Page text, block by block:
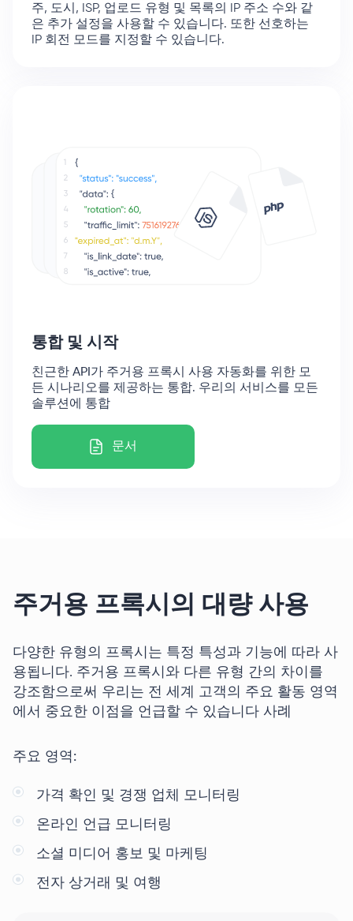
주, 도시, ISP, 업로드 유형 및 목록의 IP 주소 수와 같
은 추가 설정을 사용할 수 있습니다. 또한 선호하는
IP 회전 모드를 지정할 수 있습니다.
통합 및 시작
친근한 API 가 주거용 프록시 사용 자동화를 위한 모
든 시나리오를 제공하는 통합. 우리의 서비스를 모든
솔루션에 통합
문서
주거용 프록시의 대량 사용
다양한 유형의 프록시는 특정 특성과 기능에 따라 사
용됩니다. 주거용 프록시와 다른 유형 간의 차이를
강조함으로써 우리는 전 세계 고객의 주요 활동 영역
에서 중요한 이점을 언급할 수 있습니다 사례
주요 영역:
가격 확인 및 경쟁 업체 모니터링
온라인 언급 모니터링
소셜 미디어 홍보 및 마케팅
전자 상거래 및 여행